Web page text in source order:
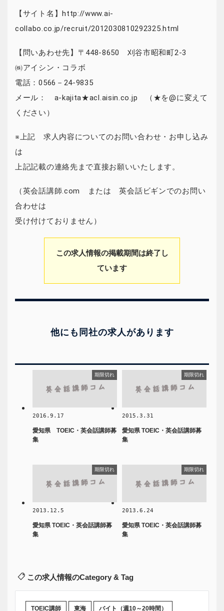
【サイト名】http://www.ai-
collabo.co.jp/recruit/2012030810292325.html
【問いあわせ先】〒448-8650 刈谷市昭和町2-3
㈱アイシン・コラボ
電話：0566－24-9835
メール： a-kajita★acl.aisin.co.jp （★を@に変えて
ください）
※上記 求人内容についてのお問い合わせ・お申し込み
は
上記記載の連絡先まで直接お願いいたします。
（英会話講師.com または 英会話ビギンでのお問い
合わせは
受け付けておりません）
この求人情報の掲載期間は終了し
ています
他にも同社の求人があります
期限切れ
2016.9.17
愛知県 TOEIC・英会話講師募
集
期限切れ
2015.3.31
愛知県 TOEIC・英会話講師募
集
期限切れ
2013.12.5
愛知県 TOEIC・英会話講師募
集
期限切れ
2013.6.24
愛知県 TOEIC・英会話講師募
集
この求人情報のCategory & Tag
TOEIC講師 東海 バイト（週10～20時間）